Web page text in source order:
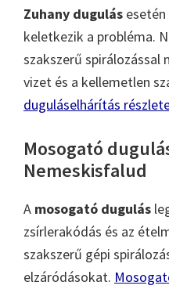
Zuhany dugulás
keletkezik a probléma.
szakszerű spirálozással
vizet és a kellemetlen
duguláselhárítás
Mosogató
Nemeskisfalud
A mosogató dugulás
zsírlerakódás és az
szakszerű gépi
elzáródásokat.